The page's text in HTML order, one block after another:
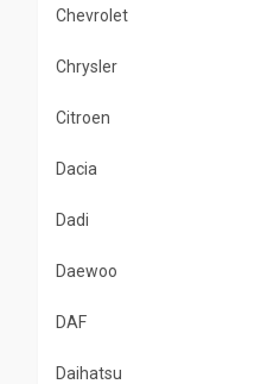
Chevrolet
Chrysler
Citroen
Dacia
Dadi
Daewoo
DAF
Daihatsu